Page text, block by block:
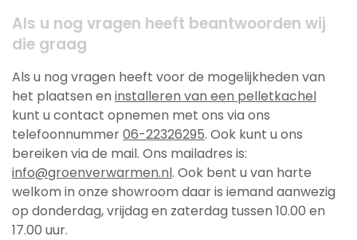
Als u nog vragen heeft beantwoorden wij
die graag
Als u nog vragen heeft voor de mogelijkheden van
het plaatsen en installeren van een pelletkachel
kunt u contact opnemen met ons via ons
telefoonnummer06-22326295. Ook kunt u ons
bereiken via de mail. Ons mailadres is:
info@groenverwarmen.nl. Ook bent u van harte
welkom in onze showroom daar is iemand aanwezig
op donderdag, vrijdag en zaterdag tussen 10.00 en
17.00 uur.